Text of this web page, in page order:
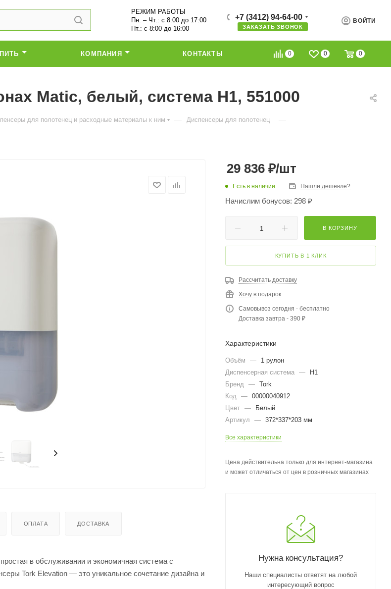
ВОЙТИ
РЕЖИМ РАБОТЫ
Пн. – Чт.: с 8:00 до 17:00
Пт.: с 8:00 до 16:00
+7 (3412) 94-64-00
ЗАКАЗАТЬ ЗВОНОК
0 0 0
КОМПАНИЯ КОНТАКТЫ
Matic, белый, система Н1, 551000
для полотенец и расходные материалы к ним — Диспенсеры для полотенец —
ОПЛАТА ДОСТАВКА
в обслуживании и экономичная система с
Tork Elevation — это уникальное сочетание дизайна и
29 836 ₽/шт
Есть в наличии Нашли дешевле?
Начислим бонусов: 298 ₽
В КОРЗИНУ
КУПИТЬ В 1 КЛИК
Рассчитать доставку
Хочу в подарок
Самовывоз сегодня - бесплатно
Доставка завтра - 390 ₽
Характеристики
Объём —
1 рулон
Диспенсерная система —
H1
Бренд — Tork
Код — 00000040912
Цвет —
Белый
Артикул
— 372*337*203 мм
Все характеристики
Цена действительна только для интернет-магазина
и может отличаться от цен в розничных магазинах
Нужна консультация?
Наши специалисты ответят на любой
интересующий вопрос